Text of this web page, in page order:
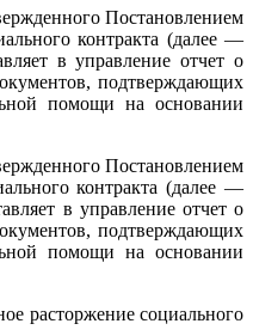
Постановлением
контракта (далее —
в управление отчет о
подтверждающих
помощи на основании
Постановлением
контракта (далее —
в управление отчет о
подтверждающих
помощи на основании
расторжение социального